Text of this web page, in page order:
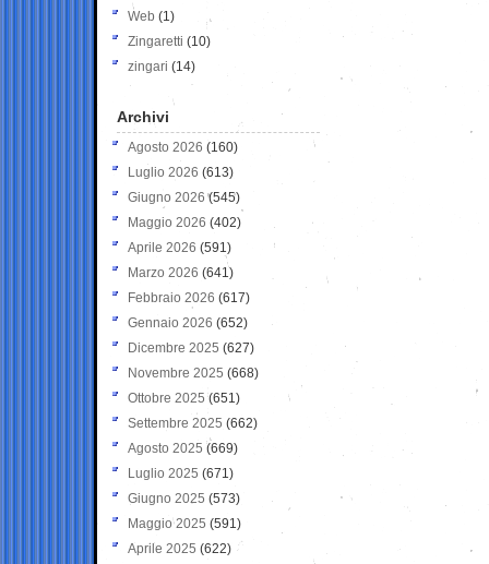
Web (1)
Zingaretti (10)
zingari (14)
Archivi
Agosto 2026 (160)
Luglio 2026 (613)
Giugno 2026 (545)
Maggio 2026 (402)
Aprile 2026 (591)
Marzo 2026 (641)
Febbraio 2026 (617)
Gennaio 2026 (652)
Dicembre 2025 (627)
Novembre 2025 (668)
Ottobre 2025 (651)
Settembre 2025 (662)
Agosto 2025 (669)
Luglio 2025 (671)
Giugno 2025 (573)
Maggio 2025 (591)
Aprile 2025 (622)